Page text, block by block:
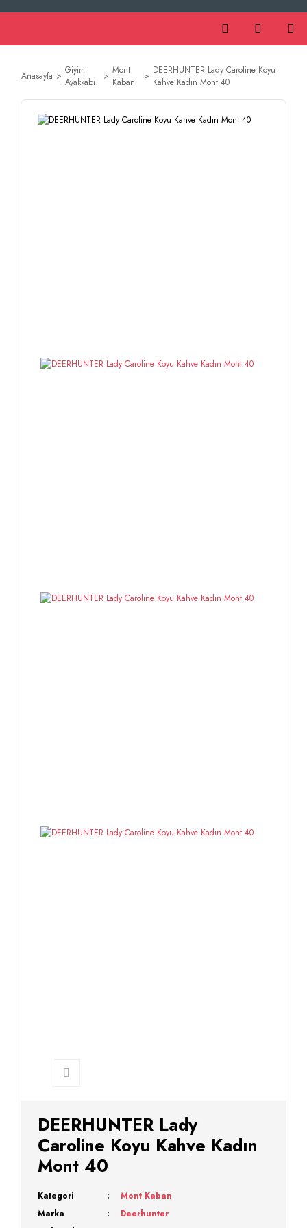
Anasayfa
Giyim
Ayakkabı
Mont
Kaban
DEERHUNTER Lady Caroline Koyu
Kahve Kadın Mont 40
DEERHUNTER Lady
Caroline Koyu Kahve Kadın
Mont 40
Kategori
Mont Kaban
Marka
Deerhunter